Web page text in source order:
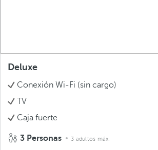
Deluxe
Conexión Wi-Fi (sin cargo)
TV
Caja fuerte
3 Personas 3 adultos máx.